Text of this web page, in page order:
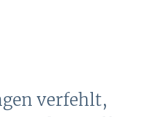
verfehlt,